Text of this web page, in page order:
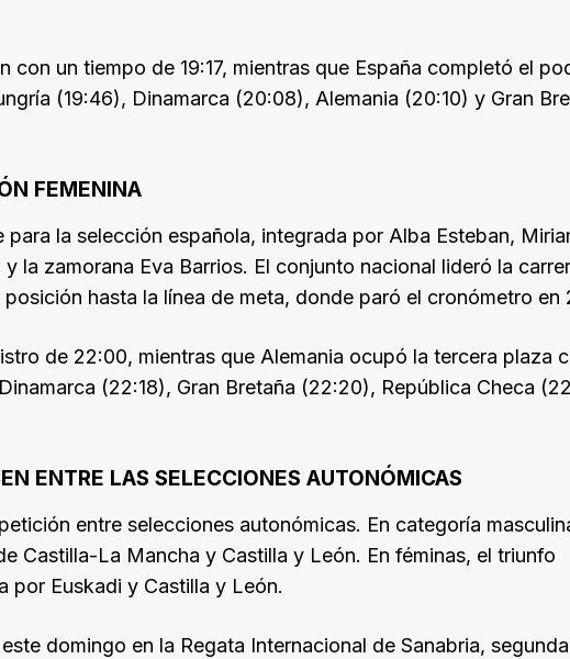
con un tiempo de 19:17, mientras que España completó el
(19:46), Dinamarca (20:08), Alemania (20:10) y Gran
FEMENINA
la selección española, integrada por Alba Esteban,
la zamorana Eva Barrios. El conjunto nacional lideró la
hasta la línea de meta, donde paró el cronómetro en
de 22:00, mientras que Alemania ocupó la tercera plaza
(22:18), Gran Bretaña (22:20), República Checa
ENTRE LAS SELECCIONES AUTONÓMICAS
entre selecciones autonómicas. En categoría
Castilla-La Mancha y Castilla y León. En féminas, el triunfo
por Euskadi y Castilla y León.
domingo en la Regata Internacional de Sanabria, segunda